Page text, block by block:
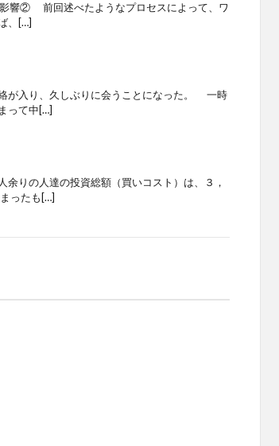
響② 前回述べたようなプロセスによって、ワ
、[…]
が入り、久しぶりに会うことになった。 一時
って中[…]
りの人達の投資総額（買いコスト）は、３，
ったも[…]